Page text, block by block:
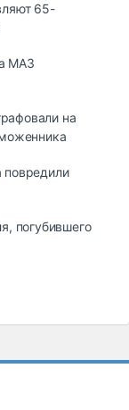
65-
МАЗ
на
повредили
погубившего